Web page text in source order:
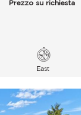
Prezzo su richiesta
East